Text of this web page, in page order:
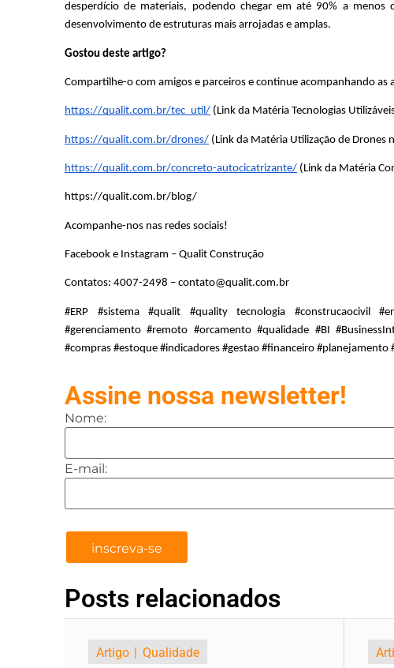
desperdício de materiais, podendo chegar em até 90% a
desenvolvimento de estruturas mais arrojadas e amplas.
Gostou deste artigo?
Compartilhe-o com amigos e parceiros e continue acompanhando as
https://qualit.com.br/tec_util/ (Link da Matéria Tecnologias
https://qualit.com.br/drones/ (Link da Matéria Utilização de Drones
https://qualit.com.br/concreto-autocicatrizante/ (Link da Matéria
https://qualit.com.br/blog/
Acompanhe-nos nas redes sociais!
Facebook e Instagram – Qualit Construção
Contatos: 4007-2498 – contato@qualit.com.br
#ERP #sistema #qualit #quality tecnologia #construcaocivil
#gerenciamento #remoto #orcamento #qualidade #BI
#compras #estoque #indicadores #gestao #financeiro #planejamento
Assine nossa newsletter!
Nome:
E-mail:
Posts relacionados
Artigo Qualidade Artigo